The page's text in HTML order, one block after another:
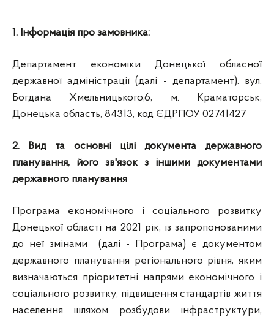
1. Інформація про замовника:
Департамент eкономіки Донецької обласної
державної адміністрації (далі - департамент). вул.
Богдана Хмельницького,6, м. Краматорськ,
Донецька область, 84313, код ЄДРПОУ 02741427
2. Вид та основні цілі документа державного
планування, його зв'язок з іншими документами
державного планування
Програма економічного і соціального розвитку
Донецької області на 2021 рік, із запропонованими
до неї змінами (далі - Програма) є документом
державного планування регіонального рівня, яким
визначаються пріоритетні напрями економічного і
соціального розвитку, підвищення стандартів життя
населення шляхом розбудови інфраструктури,